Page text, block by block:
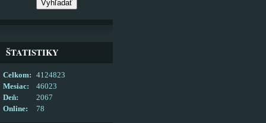
ŠTATISTIKY
Online: 78
Celkom:
4124823
Mesiac:
46023
Deň:
2067